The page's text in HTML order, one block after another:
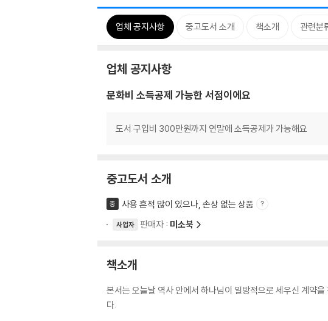
업체 공지사항 중고도서 소개 책소개 관련분
업체 공지사항
문화비 소득공제 가능한 서점이에요
도서 구입비 300만원까지 연말에 소득공제가 가능해요
중고도서 소개
중 사용 흔적 많이 있으나, 손상 없는 상품
사업자 판매자 : 미소북
책소개
본서는 오늘날 역사 안에서 하나님이 일방적으로 세우신 계약
다.